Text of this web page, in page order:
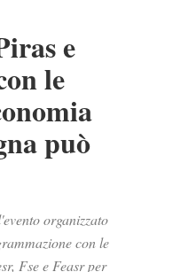
e
le
può
organizzato
con le
Fse e Feasr per